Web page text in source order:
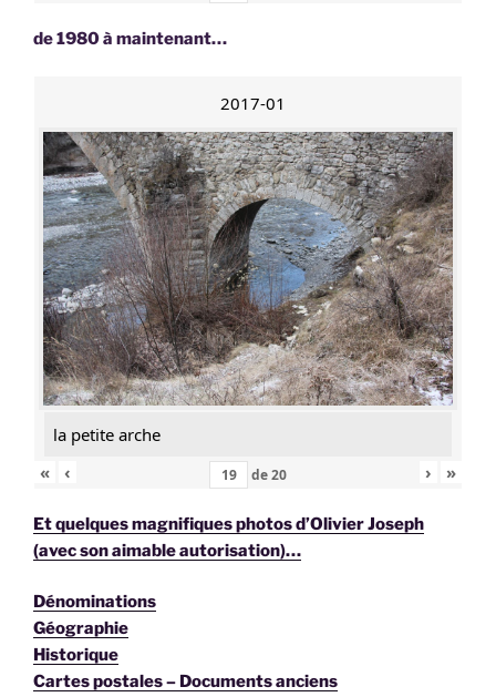
de 1980 à maintenant…
2017-01
la petite arche
«
‹ de20 › »
Et quelques magnifiques photos d’Olivier Joseph
(avec son aimable autorisation)…
Dénominations
Géographie
Historique
Cartes postales – Documents anciens